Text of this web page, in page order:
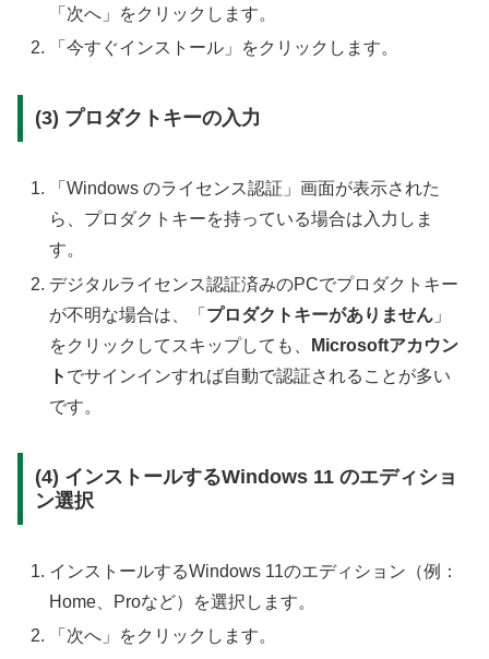
「次へ」をクリックします。
「今すぐインストール」をクリックします。
(3) プロダクトキーの入力
「Windows のライセンス認証」画面が表示された
ら、プロダクトキーを持っている場合は入力しま
す。
デジタルライセンス認証済みのPCでプロダクトキー
が不明な場合は、「 プロダクトキーがありません 」
をクリックしてスキップしても、
Microsoftアカウン
ト でサインインすれば自動で認証されることが多い
です。
(4) インストールするWindows 11 のエディショ
ン選択
インストールするWindows 11のエディション（例：
Home、Proなど）を選択します。
「次へ」をクリックします。